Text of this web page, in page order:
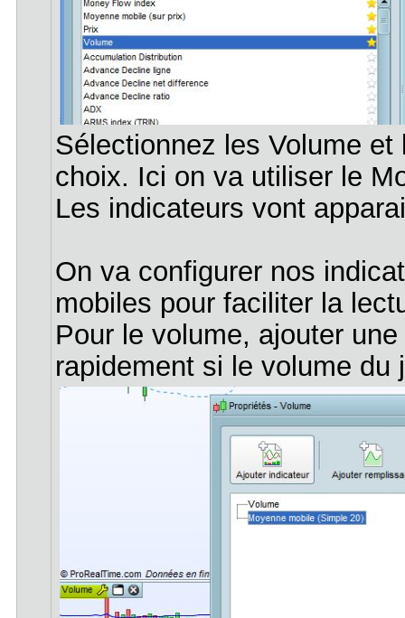
Sélectionnez les Volume
choix. Ici on va utiliser le
Les indicateurs vont
On va configurer nos
mobiles pour faciliter la
Pour le volume, ajouter
rapidement si le volume du